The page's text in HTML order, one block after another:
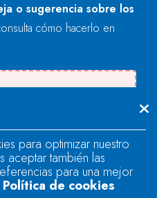
o sugerencia sobre los
cómo hacerlo en
cargar el campo
para optimizar nuestro
aceptar también las
para una mejor
Política de cookies